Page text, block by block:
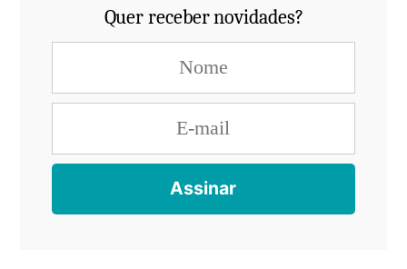
Quer receber novidades?